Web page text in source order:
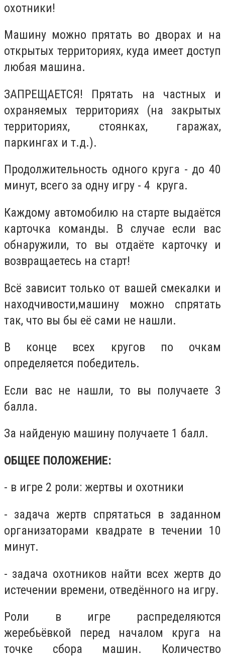
охотники!
Машину можно прятать во дворах и на
открытых территориях, куда имеет доступ
любая машина.
ЗАПРЕЩАЕТСЯ! Прятать на частных и
охраняемых территориях (на закрытых
территориях, стоянках, гаражах,
паркингах и т.д.).
Продолжительность одного круга - до 40
минут, всего за одну игру - 4 круга.
Каждому автомобилю на старте выдаётся
карточка команды. В случае если вас
обнаружили, то вы отдаёте карточку и
возвращаетесь на старт!
Всё зависит только от вашей смекалки и
находчивости,машину можно спрятать
так, что вы бы её сами не нашли.
В конце всех кругов по очкам
определяется победитель.
Если вас не нашли, то вы получаете 3
балла.
За найденую машину получаете 1 балл.
ОБЩЕЕ ПОЛОЖЕНИЕ:
- в игре 2 роли: жертвы и охотники
- задача жертв спрятаться в заданном
организаторами квадрате в течении 10
минут.
- задача охотников найти всех жертв до
истечении времени, отведённого на игру.
Роли в игре распределяются
жеребьёвкой перед началом круга на
точке сбора машин. Количество